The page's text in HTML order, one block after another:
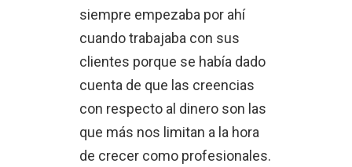
siempre empezaba por ahí
cuando trabajaba con sus
clientes porque se había dado
cuenta de que las creencias
con respecto al dinero son las
que más nos limitan a la hora
de crecer como profesionales.